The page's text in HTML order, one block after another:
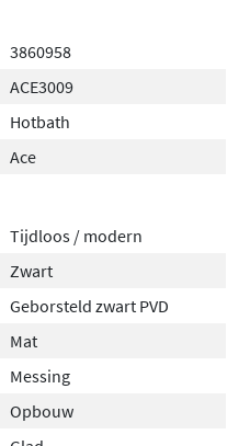
3860958
ACE3009
Hotbath
Ace
Tijdloos / modern
Zwart
Geborsteld zwart PVD
Mat
Messing
Opbouw